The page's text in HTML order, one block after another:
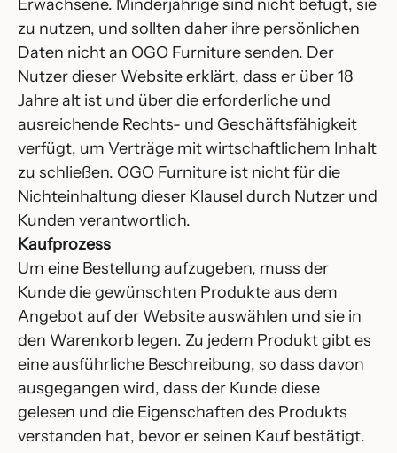
Erwachsene. Minderjährige sind nicht befugt, sie
zu nutzen, und sollten daher ihre persönlichen
Daten nicht an OGO Furniture senden. Der
Nutzer dieser Website erklärt, dass er über 18
Jahre alt ist und über die erforderliche und
ausreichende Rechts- und Geschäftsfähigkeit
verfügt, um Verträge mit wirtschaftlichem Inhalt
zu schließen. OGO Furniture ist nicht für die
Nichteinhaltung dieser Klausel durch Nutzer und
Kunden verantwortlich.
Kaufprozess
Um eine Bestellung aufzugeben, muss der
Kunde die gewünschten Produkte aus dem
Angebot auf der Website auswählen und sie in
den Warenkorb legen. Zu jedem Produkt gibt es
eine ausführliche Beschreibung, so dass davon
ausgegangen wird, dass der Kunde diese
gelesen und die Eigenschaften des Produkts
verstanden hat, bevor er seinen Kauf bestätigt.